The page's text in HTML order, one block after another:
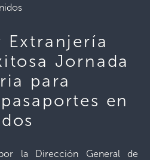
Extranjería
Jornada
para
en
la Dirección General de